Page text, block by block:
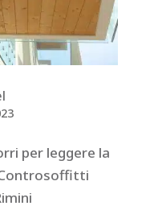
per leggere la